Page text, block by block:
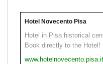
Hotel Novecento Pisa
Hotel in Pisa historical
Book directly to the Hotel!
www.hotelnovecento.pisa.it